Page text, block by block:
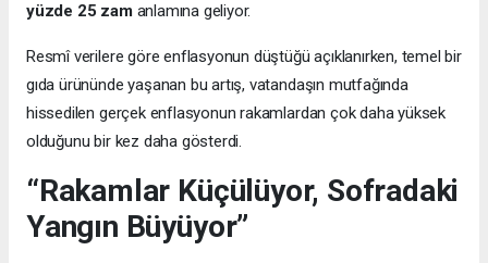
yüzde 25 zamanlamına geliyor.
Resmî verilere göre enflasyonun düştüğü açıklanırken, temel bir
gıda ürününde yaşanan bu artış, vatandaşın mutfağında
hissedilen gerçek enflasyonun rakamlardan çok daha yüksek
olduğunu bir kez daha gösterdi.
“Rakamlar Küçülüyor, Sofradaki
Yangın Büyüyor”